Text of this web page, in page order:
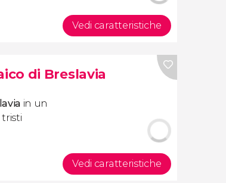
Vedi caratteristiche
di Breslavia
in un
Vedi caratteristiche